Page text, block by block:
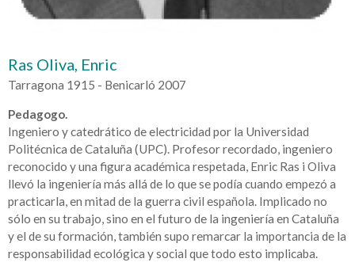
Ras Oliva, Enric
Tarragona 1915 - Benicarló 2007
Pedagogo.
Ingeniero y catedrático de electricidad por la Universidad
Politécnica de Cataluña (UPC). Profesor recordado, ingeniero
reconocido y una figura académica respetada, Enric Ras i Oliva
llevó la ingeniería más allá de lo que se podía cuando empezó a
practicarla, en mitad de la guerra civil española. Implicado no
sólo en su trabajo, sino en el futuro de la ingeniería en Cataluña
y el de su formación, también supo remarcar la importancia de la
responsabilidad ecológica y social que todo esto implicaba.